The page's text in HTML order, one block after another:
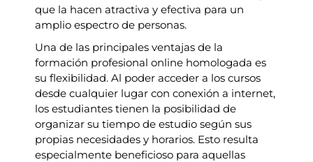
que la hacen atractiva y efectiva para un
amplio espectro de personas.
Una de las principales ventajas de la
formación profesional online homologada es
su flexibilidad. Al poder acceder a los cursos
desde cualquier lugar con conexión a internet,
los estudiantes tienen la posibilidad de
organizar su tiempo de estudio según sus
propias necesidades y horarios. Esto resulta
especialmente beneficioso para aquellas